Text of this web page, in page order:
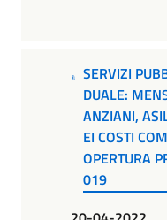
SERVIZI
DUALE:
ANZIANI,
EI COSTI
OPERTURA
019